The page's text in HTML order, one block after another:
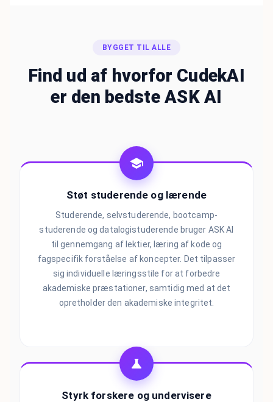
BYGGET TIL ALLE
Find ud af hvorfor CudekAI
er den bedste ASK AI
Støt studerende og lærende
Studerende, selvstuderende, bootcamp-
studerende og datalogistuderende bruger ASK AI
til gennemgang af lektier, læring af kode og
fagspecifik forståelse af koncepter. Det tilpasser
sig individuelle læringsstile for at forbedre
akademiske præstationer, samtidig med at det
opretholder den akademiske integritet.
Styrk forskere og undervisere